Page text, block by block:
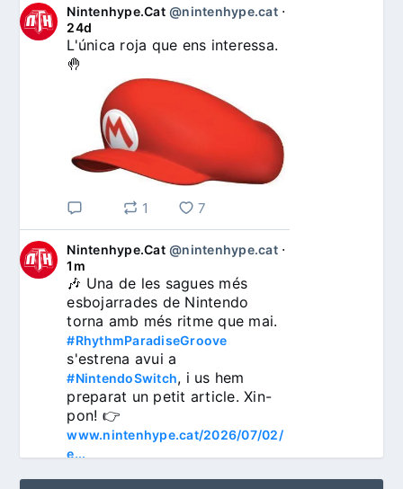
Nintenhype.Cat @nintenhype.cat⋅
24d
L'única roja que ens interessa.
🤚
1 7
Nintenhype.Cat @nintenhype.cat⋅
1m
🎶 Una de les sagues més
esbojarrades de Nintendo
#RhythmParadiseGroove
#NintendoSwitch, i us hem
preparat un petit article. Xin-
www.nintenhype.cat/2026/07/02/
e...